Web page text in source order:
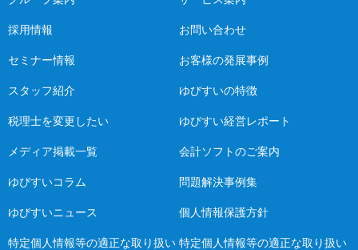
採用情報 お問い合わせ
セミナー情報 お客様の発展事例
スタッフ紹介 ゆびすいの特徴
税理士を変更したい ゆびすい経営レポート
メディア掲載一覧 会計ソフトのご案内
ゆびすいコラム 問題解決事例集
ゆびすいニュース 個人情報保護方針
特定個人情報等の適正な取り扱い 特定個人情報等の適正な取り扱い